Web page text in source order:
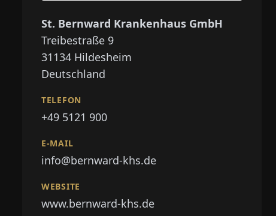
St. Bernward Krankenhaus GmbH
Treibestraße 9
31134 Hildesheim
Deutschland
TELEFON
+49 5121 900
E-MAIL
info@bernward-khs.de
WEBSITE
www.bernward-khs.de